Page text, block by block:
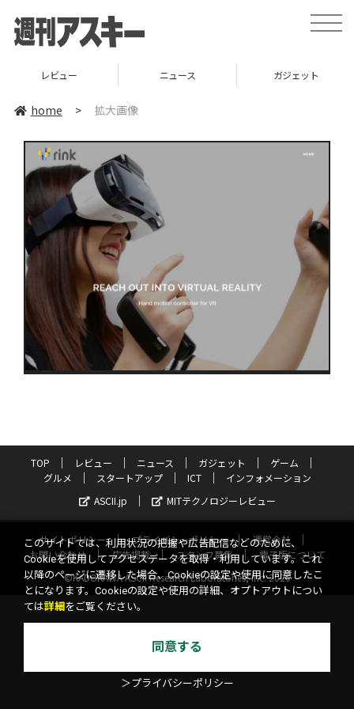
toggle
レビュー ニュース ガジェット
home > 拡大画像
TOP レビュー ニュース ガジェット
ゲーム
グルメ
スタートアップ ICT
インフォメーション
ASCII.jp
MITテクノロジーレビュー
サイトポリシー プライバシーポリシー
運営会社
お問い合わせ
広告掲載 スタッフ募集
電子版について
©KADOKAWA ASCII Research Laboratories, Inc. 2026
このサイトでは、利用状況の把握や広告配信などのために、
Cookieを使用してアクセスデータを取得・利用しています。これ
以降のページに遷移した場合、Cookieの設定や使用に同意したこ
とになります。Cookieの設定や使用の詳細、オプトアウトについ
ては詳細 をご覧ください。
同意する
＞プライバシーポリシー